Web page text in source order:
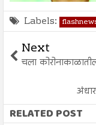
Labels:
Next
चला
RELATED POST